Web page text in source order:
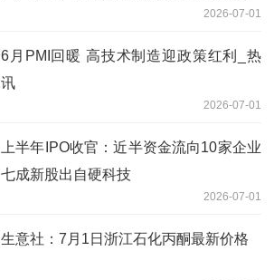
2026-07-01
6月PMI回暖 高技术制造迎政策红利_热
讯
2026-07-01
上半年IPO收官：近半资金流向10家企业
七成新股出自硬科技
2026-07-01
生意社：7月1日浙江石化丙酮最新价格